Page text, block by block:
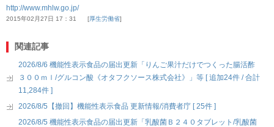
http://www.mhlw.go.jp/
2015年02月27日 17：31 厚生労働省
関連記事
2026/8/6 機能性表示食品の届出更新「りんご果汁だけでつくった腸活酢
３００ｍｌ/グルコン酸《オタフクソース株式会社》」等 [ 追加24件 / 合計
11,284件 ]
2026/8/5【撤回】機能性表示食品 更新情報/消費者庁 [ 25件 ]
2026/8/5 機能性表示食品の届出更新「乳酸菌Ｂ２４０タブレット/乳酸菌